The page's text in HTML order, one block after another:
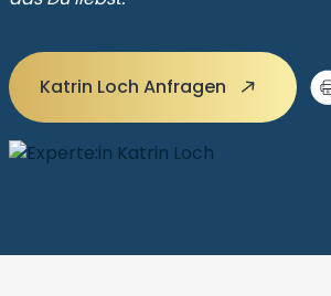
Katrin Loch Anfragen